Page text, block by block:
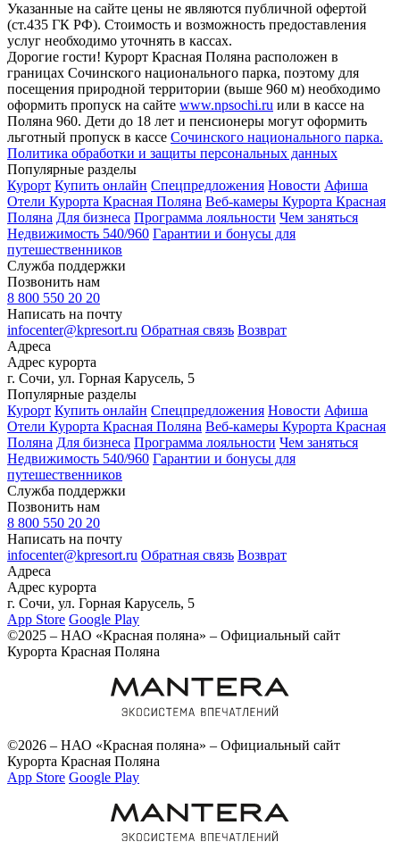
Указанные на сайте цены не являются публичной офертой
(ст.435 ГК РФ). Стоимость и возможность предоставления
услуг необходимо уточнять в кассах.
Дорогие гости! Курорт Красная Поляна расположен в
границах Сочинского национального парка, поэтому для
посещения природной территории (выше 960 м) необходимо
оформить пропуск на сайте www.npsochi.ru или в кассе на
Поляна 960. Дети до 18 лет и пенсионеры могут оформить
льготный пропуск в кассе Сочинского национального парка.
Политика обработки и защиты персональных данных
Популярные разделы
Курорт Купить онлайн Спецпредложения Новости Афиша
Отели Курорта Красная Поляна Веб-камеры Курорта Красная
Поляна Для бизнеса Программа лояльности Чем заняться
Недвижимость 540/960 Гарантии и бонусы для
путешественников
Служба поддержки
Позвонить нам
8 800 550 20 20
Написать на почту
infocenter@kpresort.ru Обратная связь Возврат
Адреса
Адрес курорта
г. Сочи, ул. Горная Карусель, 5
Популярные разделы
Курорт Купить онлайн Спецпредложения Новости Афиша
Отели Курорта Красная Поляна Веб-камеры Курорта Красная
Поляна Для бизнеса Программа лояльности Чем заняться
Недвижимость 540/960 Гарантии и бонусы для
путешественников
Служба поддержки
Позвонить нам
8 800 550 20 20
Написать на почту
infocenter@kpresort.ru Обратная связь Возврат
Адреса
Адрес курорта
г. Сочи, ул. Горная Карусель, 5
App Store Google Play
©2025 – НАО «Красная поляна» – Официальный сайт
Курорта Красная Поляна
©2026 – НАО «Красная поляна» – Официальный сайт
Курорта Красная Поляна
App Store Google Play